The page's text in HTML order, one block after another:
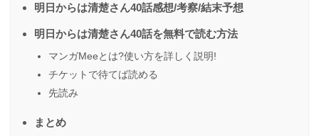
明日からは清楚さん40話感想/考察/結末予想
明日からは清楚さん40話を無料で読む方法
マンガMeeとは?使い方を詳しく説明!
チケットで待てば読める
先読み
まとめ